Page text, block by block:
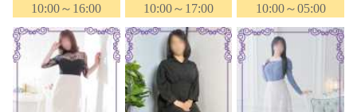
10:00～16:00
10:00～17:00
10:00～05:00